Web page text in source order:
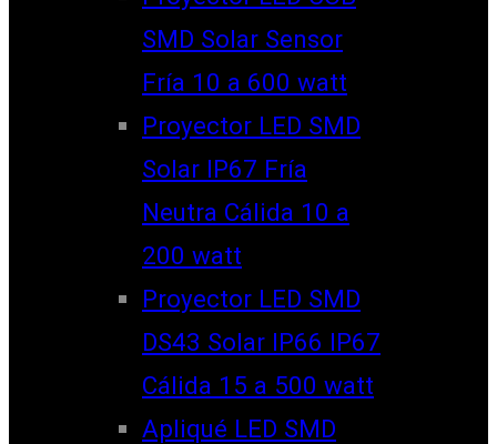
SMD Solar Sensor
Fría 10 a 600 watt
Proyector LED SMD
Solar IP67 Fría
Neutra Cálida 10 a
200 watt
Proyector LED SMD
DS43 Solar IP66 IP67
Cálida 15 a 500 watt
Apliqué LED SMD